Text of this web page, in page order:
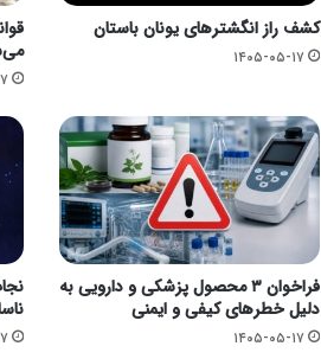
کشف راز انگشترهای یونان باستان
۱۴۰۵-۰۵-۱۷
فراخوان ۳ محصول پزشکی و دارویی به
دلیل خطرهای کیفی و ایمنی
۱۴۰۵-۰۵-۱۷